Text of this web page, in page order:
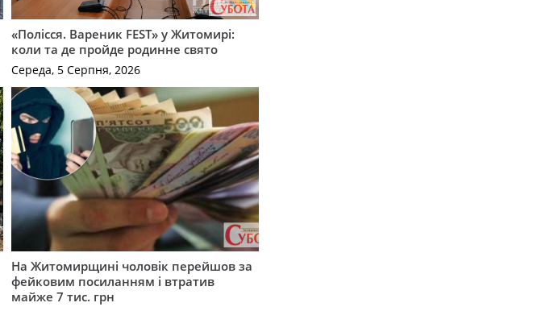
«Полісся. Вареник FEST» у Житомирі:
коли та де пройде родинне свято
Середа, 5 Серпня, 2026
На Житомирщині чоловік перейшов за
фейковим посиланням і втратив
майже 7 тис. грн